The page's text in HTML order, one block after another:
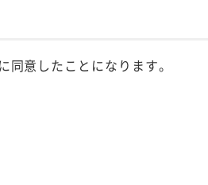
同意したことになります。